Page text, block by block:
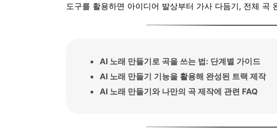
도구를 활용하면 아이디어 발상부터 가사 다듬기, 전체 곡
AI 노래 만들기로 곡을 쓰는 법: 단계별 가이드
AI 노래 만들기 기능을 활용해 완성된 트랙 제작
AI 노래 만들기와 나만의 곡 제작에 관련 FAQ